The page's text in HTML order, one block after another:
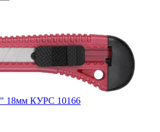
18мм КУРС 10166